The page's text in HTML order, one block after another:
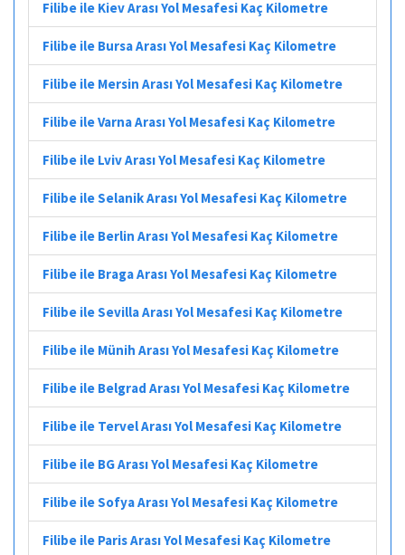
Filibe ile Kiev Arası Yol Mesafesi Kaç Kilometre
Filibe ile Bursa Arası Yol Mesafesi Kaç Kilometre
Filibe ile Mersin Arası Yol Mesafesi Kaç Kilometre
Filibe ile Varna Arası Yol Mesafesi Kaç Kilometre
Filibe ile Lviv Arası Yol Mesafesi Kaç Kilometre
Filibe ile Selanik Arası Yol Mesafesi Kaç Kilometre
Filibe ile Berlin Arası Yol Mesafesi Kaç Kilometre
Filibe ile Braga Arası Yol Mesafesi Kaç Kilometre
Filibe ile Sevilla Arası Yol Mesafesi Kaç Kilometre
Filibe ile Münih Arası Yol Mesafesi Kaç Kilometre
Filibe ile Belgrad Arası Yol Mesafesi Kaç Kilometre
Filibe ile Tervel Arası Yol Mesafesi Kaç Kilometre
Filibe ile BG Arası Yol Mesafesi Kaç Kilometre
Filibe ile Sofya Arası Yol Mesafesi Kaç Kilometre
Filibe ile Paris Arası Yol Mesafesi Kaç Kilometre